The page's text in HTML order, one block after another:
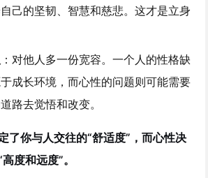
己的坚韧、智慧和慈悲。这才是立身
：对他人多一份宽容。一个人的性格缺
成长环境，而心性的问题则可能需要
路去觉悟和改变。
了你与人交往的“舒适度”，而心性决
度和远度”。